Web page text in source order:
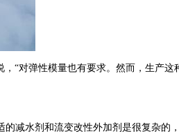
“对弹性模量也有要求。然而，生产这
减水剂和流变改性外加剂是很复杂的